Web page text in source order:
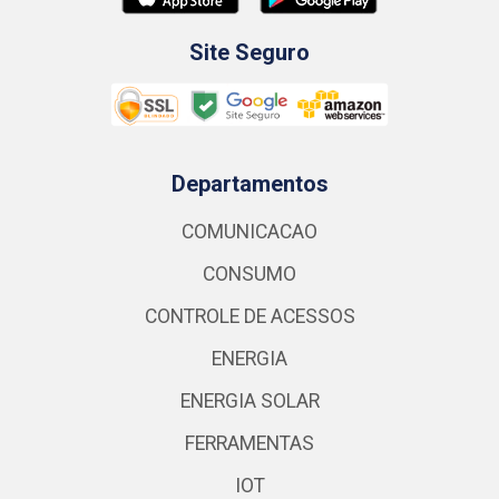
Site Seguro
Departamentos
COMUNICACAO
CONSUMO
CONTROLE DE ACESSOS
ENERGIA
ENERGIA SOLAR
FERRAMENTAS
IOT